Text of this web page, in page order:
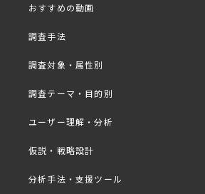
ロ、株式会社see･you代表取締役社
に、調査発注の前に立ち戻った「仮
ーク畠
■
プログラム概要抜粋
・そもそも「仮説」とは
い？～
おすすめの動画
調査手法
調査対象・属性別
調査テーマ・目的別
ユーザー理解・分析
仮説・戦略設計
分析手法・支援ツール